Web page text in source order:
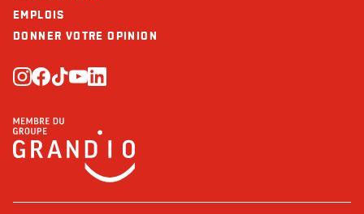
EMPLOIS
DONNER VOTRE OPINION